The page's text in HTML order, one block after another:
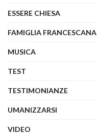
ESSERE CHIESA
FAMIGLIA FRANCESCANA
MUSICA
TEST
TESTIMONIANZE
UMANIZZARSI
VIDEO